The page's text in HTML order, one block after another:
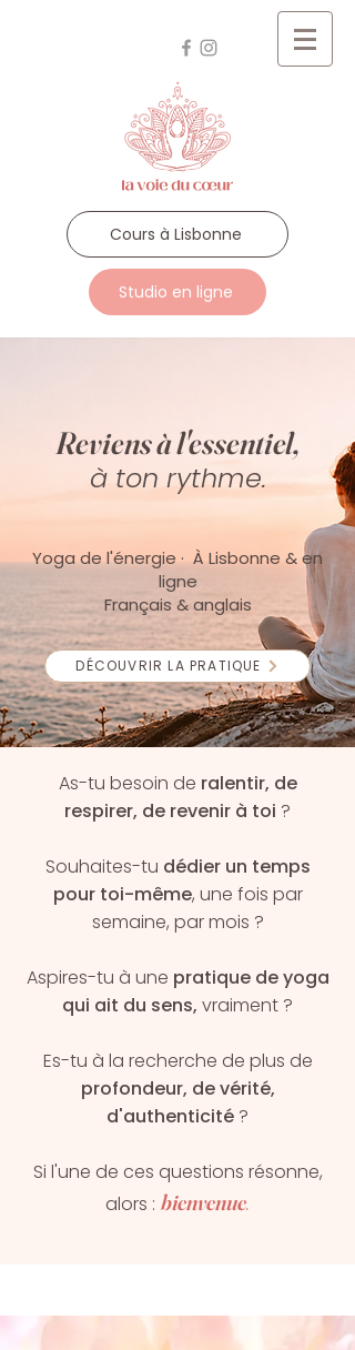
Cours à Lisbonne
Studio en ligne
Reviens à l'essentiel,
à ton rythme.
Yoga de l'énergie · À Lisbonne & en
ligne
Français & anglais
DÉCOUVRIR LA PRATIQUE
As-tu besoin de ralentir, de
respirer, de revenir à toi ?
Souhaites-tu dédier un temps
pour toi-même, une fois par
semaine, par mois ?
Aspires-tu à une pratique de yoga
qui ait du sens, vraiment ?
Es-tu à la recherche de plus de
profondeur, de vérité,
d'authenticité ?
Si l'une de ces questions résonne,
alors : bienvenue.